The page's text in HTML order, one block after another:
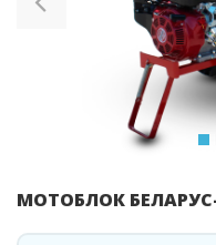
МОТОБЛОК БЕЛАРУС-